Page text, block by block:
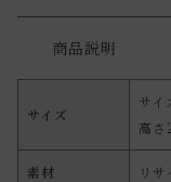
商品説明
サイズ
サ
高
素材 リ